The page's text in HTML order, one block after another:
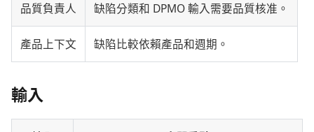
品質負責人 缺陷分類和 DPMO 輸入需要品質核准。
產品上下文 缺陷比較依賴產品和週期。
輸入